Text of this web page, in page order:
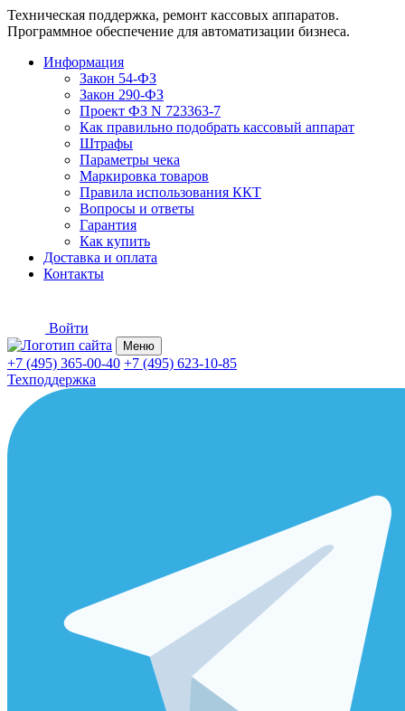
Техническая поддержка, ремонт кассовых аппаратов.
Программное обеспечение для автоматизации бизнеса.
Информация
Закон 54-ФЗ
Закон 290-ФЗ
Проект ФЗ N 723363-7
Как правильно подобрать кассовый аппарат
Штрафы
Параметры чека
Маркировка товаров
Правила использования ККТ
Вопросы и ответы
Гарантия
Как купить
Доставка и оплата
Контакты
Войти
Меню
+7 (495) 365-00-40 +7 (495) 623-10-85
Техподдержка